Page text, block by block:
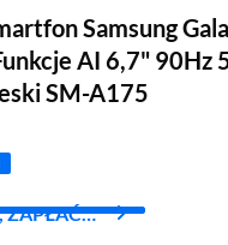
Samsung
AI 6,7" 90Hz
SM-A175
ZAPŁAĆ